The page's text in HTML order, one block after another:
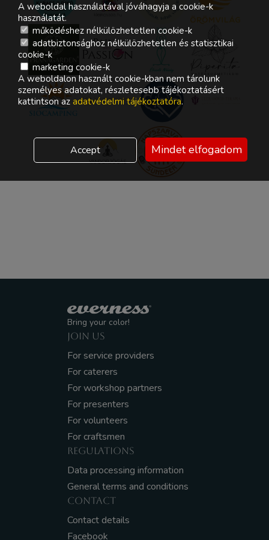
Bring your color!
JOIN US
For service providers
For caterers
For workshop partners
For presenters
For volunteers
For craftsmen
REGULATIONS
Data processing information
General terms and conditions
CONTACT
Contact details
Facebook
A weboldal használatával jóváhagyja a cookie-k
használatát.
működéshez nélkülözhetetlen cookie-k
adatbiztonsághoz nélkülözhetetlen és statisztikai
cookie-k
marketing cookie-k
A weboldalon használt cookie-kban nem tárolunk
személyes adatokat, részletesebb tájékoztatásért
kattintson az adatvédelmi tájékoztatóra.
Accept Mindet elfogadom